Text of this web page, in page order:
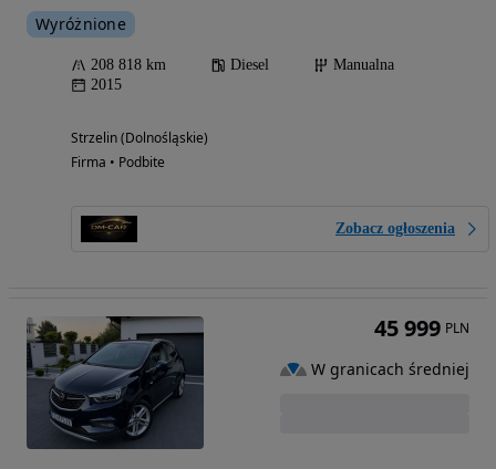
Wyróżnione
208 818 km Diesel
Manualna
2015
Strzelin (Dolnośląskie)
Firma • Podbite
Zobacz ogłoszenia
45 999 PLN
W granicach średniej